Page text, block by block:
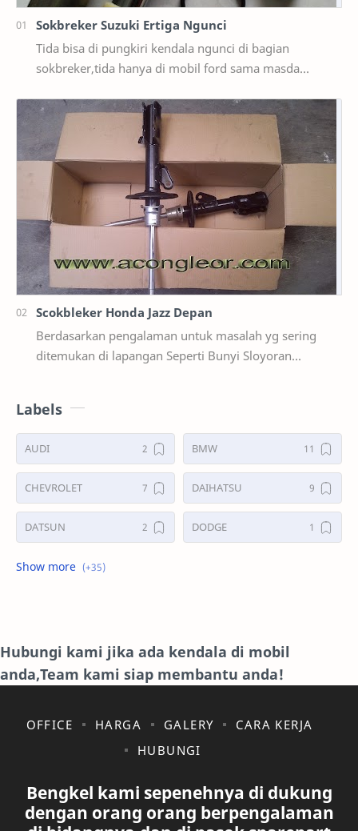
Sokbreker Suzuki Ertiga Ngunci
Tida bisa di pungkiri kendala ngunci di bagian
sokbreker,tida hanya di mobil ford sama masda
Scokbleker Honda Jazz Depan
Berdasarkan pengalaman untuk masalah yg sering
ditemukan di lapangan Seperti Bunyi Sloyoran
Labels
AUDI BMW
CHEVROLET DAIHATSU
DATSUN DODGE
FORD
INTERNET ISUZU
JAGUAR. KAKI-KAKI
KIA KONSULTASI
MAZDA MERCEDES BANZ
Hubungi kami jika ada kendala di mobil
anda,Team kami siap membantu anda!
OFFICE HARGA GALERY
CARA KERJA
HUBUNGI
Bengkel kami sepenehnya di dukung
dengan orang orang berpengalaman